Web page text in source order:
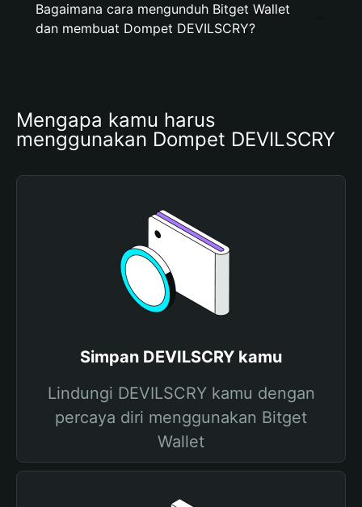
Bagaimana cara mengunduh Bitget Wallet
dan membuat Dompet DEVILSCRY?
Mengapa kamu harus
menggunakan Dompet DEVILSCRY
Simpan DEVILSCRY kamu
Lindungi DEVILSCRY kamu dengan
percaya diri menggunakan Bitget
Wallet